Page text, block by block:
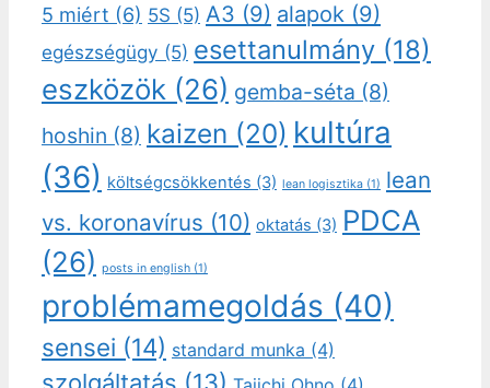
5 miért (6) 5S (5) A3 (9) alapok (9)
egészségügy (5) esettanulmány (18)
eszközök (26) gemba-séta (8)
hoshin (8) kaizen (20) kultúra
(36) költségcsökkentés (3) lean logisztika (1) lean
vs. koronavírus (10) oktatás (3) PDCA
(26) posts in english (1)
problémamegoldás (40)
sensei (14) standard munka (4)